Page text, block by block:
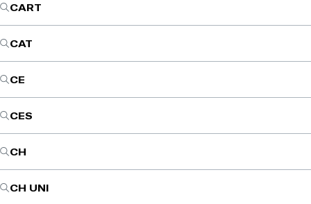
CART
CAT
CE
CES
CH
CH UNI